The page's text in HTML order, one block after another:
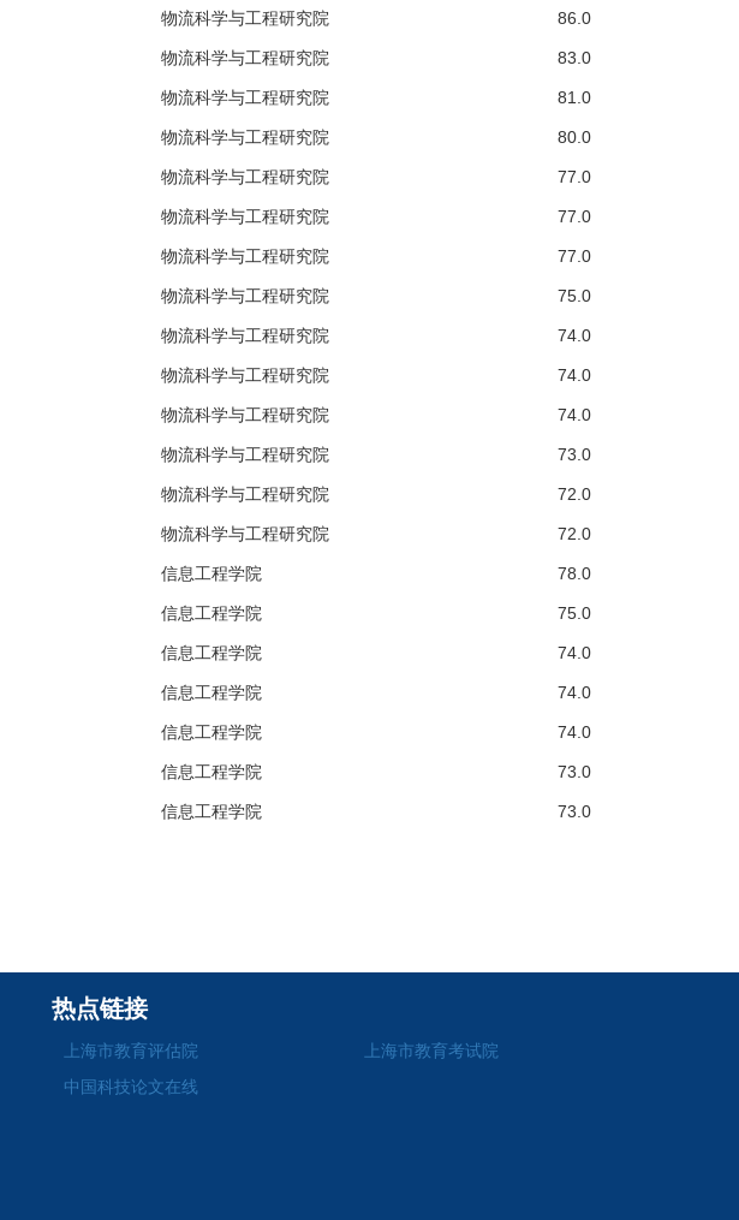
物流科学与工程研究院 86.0
物流科学与工程研究院 83.0
物流科学与工程研究院 81.0
物流科学与工程研究院 80.0
物流科学与工程研究院 77.0
物流科学与工程研究院 77.0
物流科学与工程研究院 77.0
物流科学与工程研究院 75.0
物流科学与工程研究院 74.0
物流科学与工程研究院 74.0
物流科学与工程研究院 74.0
物流科学与工程研究院 73.0
物流科学与工程研究院 72.0
物流科学与工程研究院 72.0
信息工程学院 78.0
信息工程学院 75.0
信息工程学院 74.0
信息工程学院 74.0
信息工程学院 74.0
信息工程学院 73.0
信息工程学院
73.0
热点链接
上海市教育评估院
上海市教育考试院
中国科技论文在线